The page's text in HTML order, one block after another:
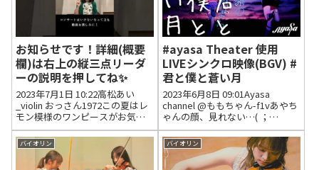
お知らせです！詳細(概要
欄)は右上の縦三点リーダ
ーの説明を押してね✨
2023年7月1日 10:22高松あい
_violin おっさん1972この夏はレ
モン模様のワンピースがお気に
入りなのですね。色と模様が素
敵でお似合いです。動画も楽し
みにしています。2023年7月1日
11:02 いいね3件 返信0件 oas...
#ayasa Theater 使用
LIVEシンクロ映像(BGV) #
君と僕と蒼い月
2023年6月8日 09:01Ayasa
channel @ももちゃん-f1vあやち
ゃんの顔、見れない…( ；
∀；)2023年6月13日 06:46 いい
ね1件 返信0件 @垣内智和ライブ
でも素晴らしい楽曲です、あり
がとうございます！202...
バイオリン バイオリン